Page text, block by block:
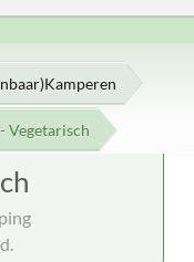
Vegetarisch